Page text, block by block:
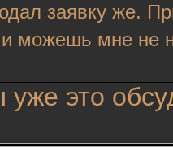
заявку же.
и можешь мне не
уже это